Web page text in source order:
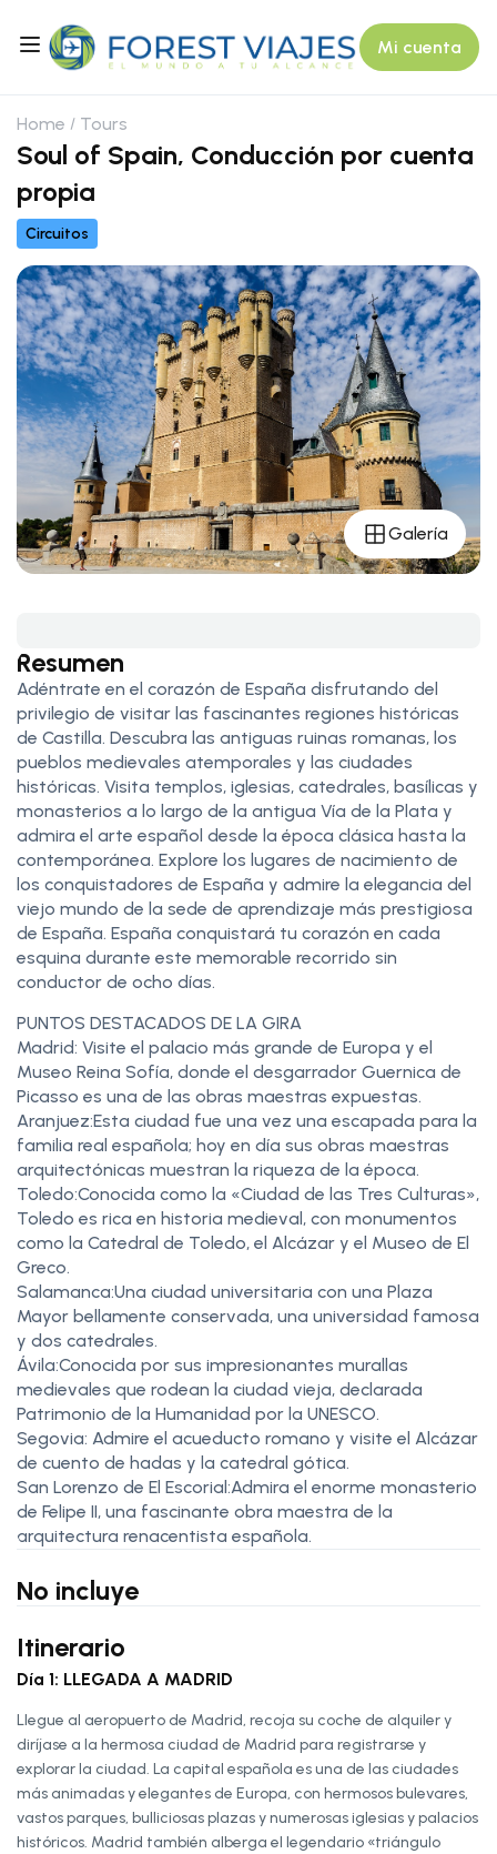
Mi cuenta
Home Tours
Soul of Spain, Conducción por cuenta
propia
Circuitos
Galería
Resumen
Adéntrate en el corazón de España disfrutando del
privilegio de visitar las fascinantes regiones históricas
de Castilla. Descubra las antiguas ruinas romanas, los
pueblos medievales atemporales y las ciudades
históricas. Visita templos, iglesias, catedrales, basílicas y
monasterios a lo largo de la antigua Vía de la Plata y
admira el arte español desde la época clásica hasta la
contemporánea. Explore los lugares de nacimiento de
los conquistadores de España y admire la elegancia del
viejo mundo de la sede de aprendizaje más prestigiosa
de España. España conquistará tu corazón en cada
esquina durante este memorable recorrido sin
conductor de ocho días.
PUNTOS DESTACADOS DE LA GIRA
Madrid: Visite el palacio más grande de Europa y el
Museo Reina Sofía, donde el desgarrador Guernica de
Picasso es una de las obras maestras expuestas.
Aranjuez:Esta ciudad fue una vez una escapada para la
familia real española; hoy en día sus obras maestras
arquitectónicas muestran la riqueza de la época.
Toledo:Conocida como la «Ciudad de las Tres Culturas»,
Toledo es rica en historia medieval, con monumentos
como la Catedral de Toledo, el Alcázar y el Museo de El
Greco.
Salamanca:Una ciudad universitaria con una Plaza
Mayor bellamente conservada, una universidad famosa
y dos catedrales.
Ávila:Conocida por sus impresionantes murallas
medievales que rodean la ciudad vieja, declarada
Patrimonio de la Humanidad por la UNESCO.
Segovia: Admire el acueducto romano y visite el Alcázar
de cuento de hadas y la catedral gótica.
San Lorenzo de El Escorial:Admira el enorme monasterio
de Felipe II, una fascinante obra maestra de la
arquitectura renacentista española.
No incluye
Itinerario
Día 1: LLEGADA A MADRID
Llegue al aeropuerto de Madrid, recoja su coche de alquiler y
diríjase a la hermosa ciudad de Madrid para registrarse y
explorar la ciudad. La capital española es una de las ciudades
más animadas y elegantes de Europa, con hermosos bulevares,
vastos parques, bulliciosas plazas y numerosas iglesias y palacios
históricos. Madrid también alberga el legendario «triángulo